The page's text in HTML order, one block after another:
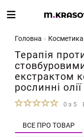
Головна Косметика
Терапія
екстрактом
рослинні
0 з 5
ВСЕ ПРО ТОВАР